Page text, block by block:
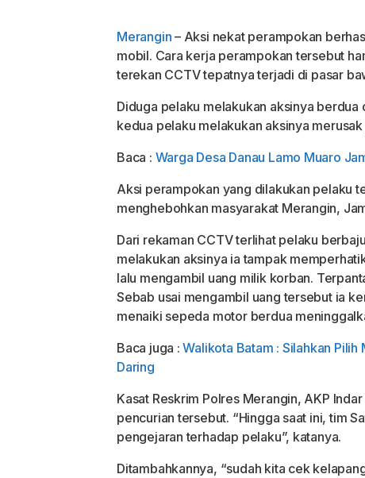
Merangin – Aksi nekat perampokan
mobil. Cara kerja perampokan tersebut
terekan CCTV tepatnya terjadi di pasar
Diduga pelaku melakukan aksinya
kedua pelaku melakukan aksinya
Baca : Warga Desa Danau Lamo Muaro
Aksi perampokan yang dilakukan pelaku
menghebohkan masyarakat Merangin,
Dari rekaman CCTV terlihat pelaku
melakukan aksinya ia tampak
lalu mengambil uang milik korban.
Sebab usai mengambil uang tersebut ia
menaiki sepeda motor berdua
Baca juga :Walikota Batam : Silahkan
Daring
Kasat Reskrim Polres Merangin, AKP
pencurian tersebut. “Hingga saat ini, tim
pengejaran terhadap pelaku”, katanya.
Ditambahkannya, “sudah kita cek